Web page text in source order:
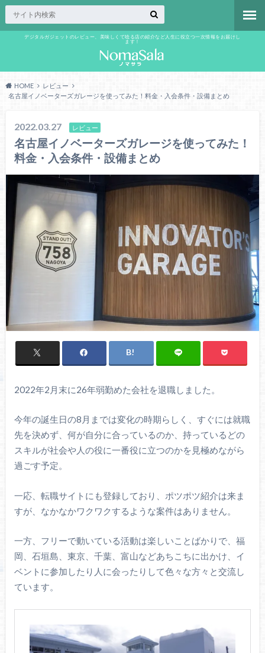
デジタルガジェットのレビュー、美味しくて唸る店の紹介など人生に役立つ一次情報をお届けし
ます！
HOME
レビュー
名古屋イノベーターズガレージを使ってみた！料金・入会条件・設備まとめ
2022.03.27 レビュー
名古屋イノベーターズガレージを使ってみた！
料金・入会条件・設備まとめ
2022年2月末に26年弱勤めた会社を退職しました。
今年の誕生日の8月までは変化の時期らしく、すぐには就職
先を決めず、何が自分に合っているのか、持っているどの
スキルが社会や人の役に一番役に立つのかを見極めながら
過ごす予定。
一応、転職サイトにも登録しており、ポツポツ紹介は来ま
すが、なかなかワクワクするような案件はありません。
一方、フリーで動いている活動は楽しいことばかりで、福
岡、石垣島、東京、千葉、富山などあちこちに出かけ、イ
ベントに参加したり人に会ったりして色々な方々と交流し
ています。